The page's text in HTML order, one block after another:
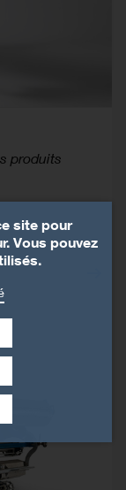
produits
site pour
Vous pouvez